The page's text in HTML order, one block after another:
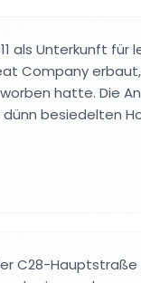
als Unterkunft
Company
hatte. Die
besiedelten
C28-